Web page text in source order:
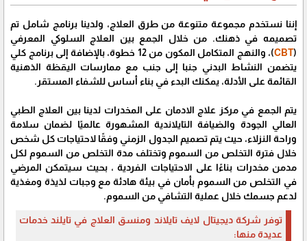
إننا نستخدم مجموعة متنوعة من طرق العلاج، ولدينا برنامج شامل تم
تصميمه في ذهنك. من خلال الجمع بين العلاج السلوكي المعرفي
(
CBT
)، والنهج المتكامل المكون من 12 خطوة، بالإضافة إلى برنامج كلي
يتضمن النشاط البدني جنبا إلى جنب مع ممارسات اليقظة الذهنية
القائمة على الأدلة، يمكنك البدء في بناء أساس للشفاء المستقر.
يتم الجمع في مركز علاج الادمان على المخدرات لدينا بين العلاج الطبي
العالي الجودة والضيافة التايلاندية المشهورة عالميًا لضمان سلامة
وراحة النزلاء، حيث يتم تصميم الجدول الزمني وفقًا لاحتياجات كل شخص
خلال فترة التخلص من السموم وتختلف مدة التخلص من السموم لكل
مدمن مخدرات بناءًا على الاحتياجات الفردية ، بحيث سيتمكن المرضي
في التخلص من السموم بأمان في بيئة هادئة مع وجبات لذيذة ومغذية
لدعم جسمك خلال عملية التشافي من السموم.
توفر شركة ديجيتال لايف تايلاند ومنسق العلاج في تايلند خدمات
عديدة منها: